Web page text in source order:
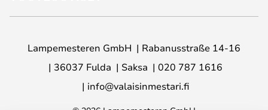
Lampemesteren GmbH
Rabanusstraße 14-16
36037 Fulda
Saksa
020 787 1616
info@valaisinmestari.fi